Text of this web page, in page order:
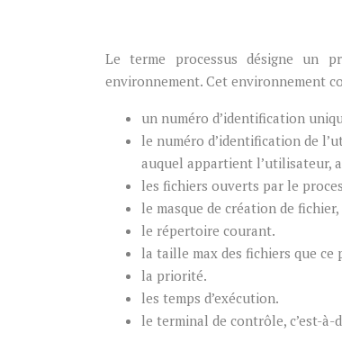
Le terme processus désigne un
environnement. Cet environnement
un numéro d’identification
le numéro d’identification de
auquel appartient l’utilisateur,
les fichiers ouverts par le
le masque de création de
le répertoire courant.
la taille max des fichiers que ce
la priorité.
les temps d’exécution.
le terminal de contrôle, c’est-